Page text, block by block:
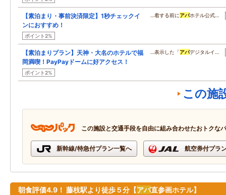
【素泊まり・事前決済限定】1秒チェックイ
ンにおすすめ！
ポイント2%
…着する前にアパホテル公式…
【素泊まりプラン】天神・大名のホテルで福
岡満喫！PayPayドームに好アクセス！
ポイント2%
…表示した「アパデジタルイ…
この施
この施設と交通手段を自由に組み合わせたおトクな
新幹線/特急付プラン一覧へ 航空券付プラ
朝食評価4.9！ 藤枝駅より徒歩５分【アパ直参画ホテル】